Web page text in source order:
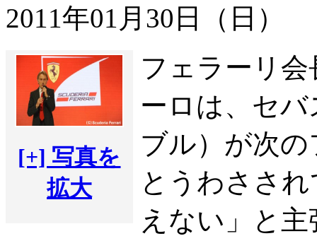
2011年01月30日（日）
[+] 写真を
拡大
フェラーリ
ーロは、セ
ブル）が次
とうわささ
えない」と